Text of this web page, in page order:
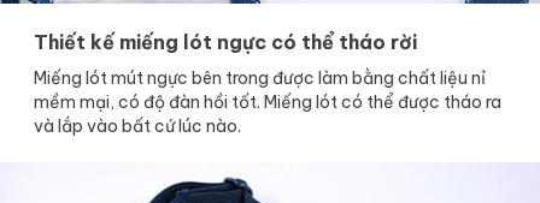
Thiết kế miếng lót ngực có thể tháo rời
Miếng lót mút ngực bên trong được làm bằng chất liệu nỉ
mềm mại, có độ đàn hồi tốt. Miếng lót có thể được tháo ra
và lắp vào bất cứ lúc nào.